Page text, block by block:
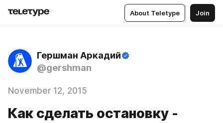
About Teletype Join
Гершман Аркадий
@gershman
November 12, 2015
Как сделать остановку -